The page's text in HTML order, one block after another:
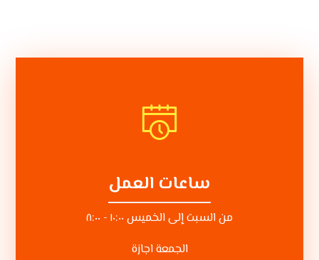
ساعات العمل
من السبت إلى الخميس ١٠:٠٠ - ٨:٠٠
الجمعة اجازة